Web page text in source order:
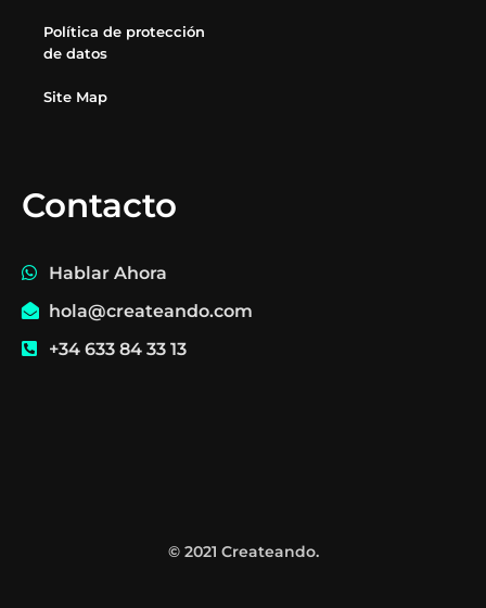
Política de protección
de datos
Site Map
Contacto
Hablar Ahora
hola@createando.com
+34 633 84 33 13
© 2021 Createando.